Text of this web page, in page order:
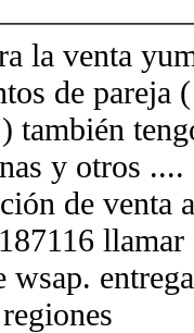
la venta
de pareja
también
y otros ....
de venta
wsap.